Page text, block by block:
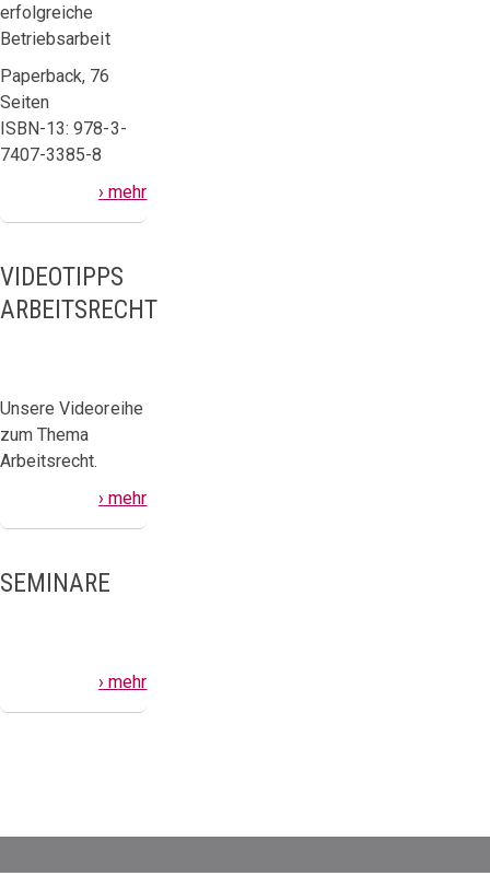
erfolgreiche
Betriebsarbeit
Paperback, 76
Seiten
ISBN-13: 978-3-
7407-3385-8
› mehr
VIDEOTIPPS
ARBEITSRECHT
Unsere Videoreihe
zum Thema
Arbeitsrecht.
› mehr
SEMINARE
› mehr